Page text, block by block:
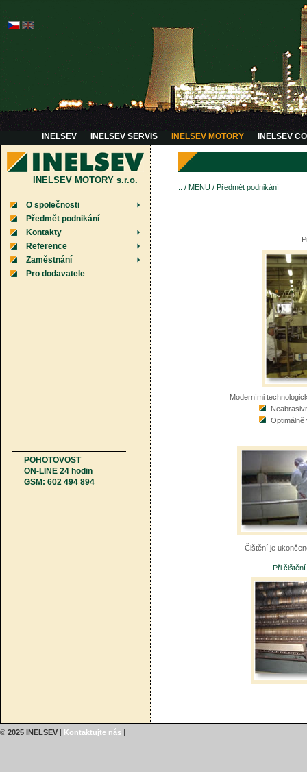
INELSEV
INELSEV MOTORY
INELSEV SERVIS
INELSEV
INELSEV MOTORY s.r.o.
O společnosti
Předmět podnikání
Kontakty
Reference
Zaměstnání
Pro dodavatele
POHOTOVOST
ON-LINE 24 hodin
GSM: 602 494 894
.. / MENU / Předmět podnikání
Moderními
Optimálně
Čištění je
Při
© 2025 INELSEV | Kontaktujte nás |